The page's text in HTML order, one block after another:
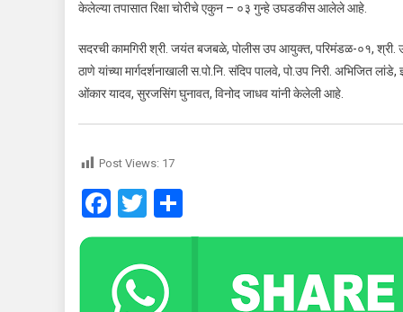
केलेल्या तपासात रिक्षा चोरीचे एकुन – ०३ गुन्हे उघडकीस आलेले आहे.
सदरची कामगिरी श्री. जयंत बजबळे, पोलीस उप आयुक्त, परिमंडळ-०१, श्री.
ठाणे यांच्या मार्गदर्शनाखाली स.पो.नि. संदिप पालवे, पो.उप निरी. अभिजित
ओंकार यादव, सुरजसिंग घुनावत, विनोद जाधव यांनी केलेली आहे.
Post Views: 17
Facebook
Twitter